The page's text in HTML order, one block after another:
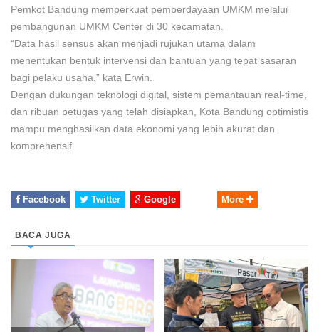
Pemkot Bandung memperkuat pemberdayaan UMKM melalui
pembangunan UMKM Center di 30 kecamatan.
“Data hasil sensus akan menjadi rujukan utama dalam
menentukan bentuk intervensi dan bantuan yang tepat sasaran
bagi pelaku usaha,” kata Erwin.
Dengan dukungan teknologi digital, sistem pemantauan real-time,
dan ribuan petugas yang telah disiapkan, Kota Bandung optimistis
mampu menghasilkan data ekonomi yang lebih akurat dan
komprehensif.
Facebook Twitter Google More
BACA JUGA